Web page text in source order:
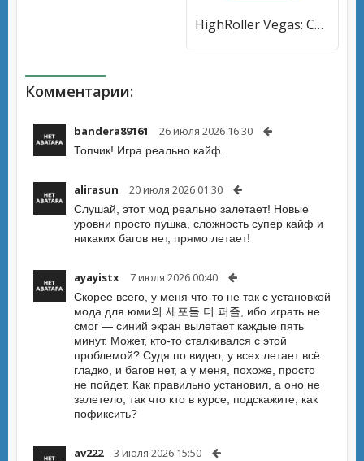
HighRoller Vegas: Casino Slots [Бесплатные покупки]
Комментарии:
bandera89161 26 июля 2026 16:30
Топчик! Игра реально кайф.
alirasun 20 июля 2026 01:30
Слушай, этот мод реально залетает! Новые
уровни просто пушка, сложность супер кайф и
никаких багов нет, прямо летает!
ayayistx 7 июля 2026 00:40
Скорее всего, у меня что-то не так с установкой
мода для юми의 세포들 더 퍼즐, ибо играть не
смог — синий экран вылетает каждые пять
минут. Может, кто-то сталкивался с этой
проблемой? Судя по видео, у всех летает всё
гладко, и багов нет, а у меня, похоже, просто
не пойдет. Как правильно установил, а оно не
залетело, так что кто в курсе, подскажите, как
пофиксить?
av222 3 июля 2026 15:50